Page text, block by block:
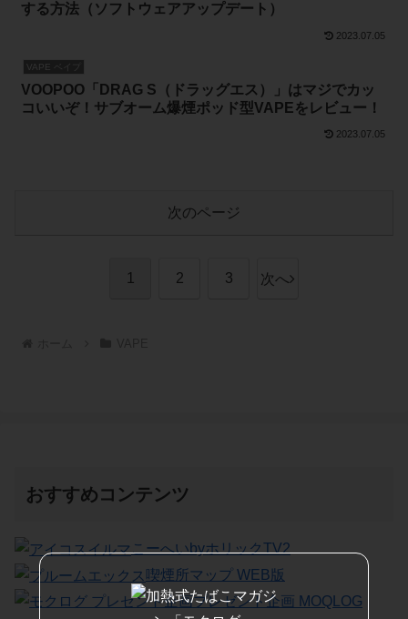
する方法（ソフトウェアアップデート）
2023.07.05
VAPE ベイプ
VOOPOO「DRAG S（ドラッグエス）」はマジでカッ
コいいぞ！サブオーム爆煙ポッド型VAPEをレビュー！
2023.07.05
次のページ
1 2 3 次へ
おすすめコンテンツ
こーへいbyホリックTV2
喫煙所マップ WEB版
プレゼント企画 MOQLOG